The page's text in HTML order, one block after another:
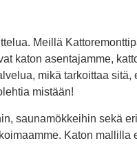
Meillä
katon asentajamme,
mikä tarkoittaa
mistään!
saunamökkeihin sekä
Katon mallilla